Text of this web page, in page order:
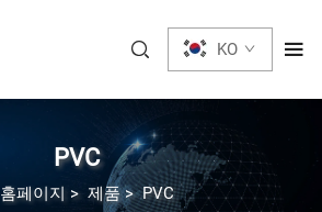
KO
PVC
홈페이지 > 제품>PVC